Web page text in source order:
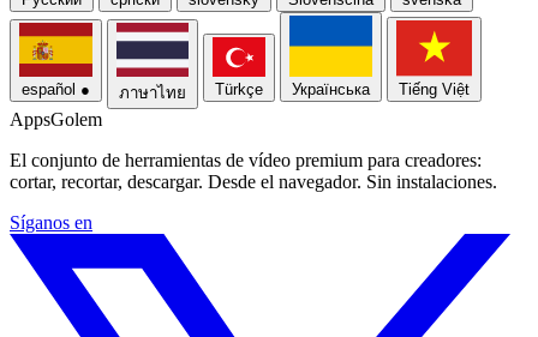
español ● ภาษาไทย Türkçe Українська Tiếng Việt
AppsGolem
El conjunto de herramientas de vídeo premium para creadores:
cortar, recortar, descargar. Desde el navegador. Sin instalaciones.
Síganos en